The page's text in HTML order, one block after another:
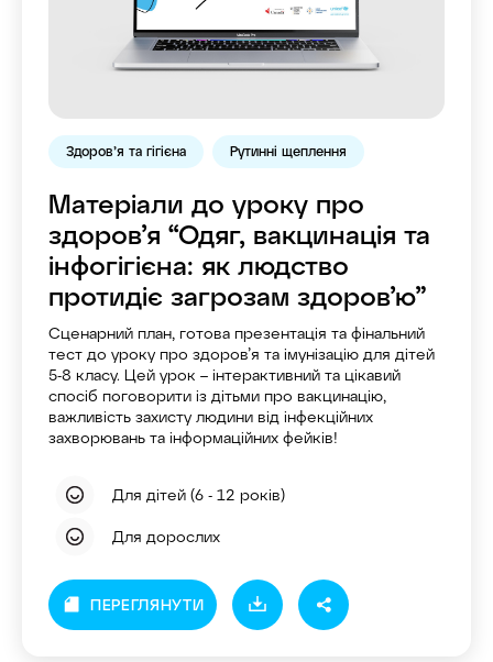
Здоров’я та гігієна Рутинні щеплення
Матеріали до уроку про
здоров’я “Одяг, вакцинація та
інфогігієна: як людство
протидіє загрозам здоров’ю”
Сценарний план, готова презентація та фінальний
тест до уроку про здоров’я та імунізацію для дітей
5-8 класу. Цей урок – інтерактивний та цікавий
спосіб поговорити із дітьми про вакцинацію,
важливість захисту людини від інфекційних
захворювань та інформаційних фейків!
Для дітей (6 - 12 років)
Для дорослих
ПЕРЕГЛЯНУТИ